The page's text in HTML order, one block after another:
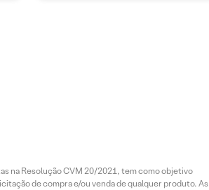
na Resolução CVM 20/2021, tem como objetivo
de compra e/ou venda de qualquer produto. As